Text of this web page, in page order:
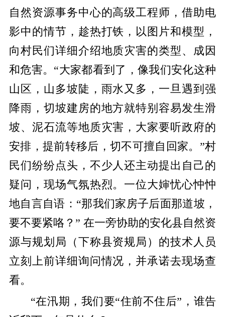
自然资源事务中心的高级工程师，借助电
影中的情节，趁热打铁， 以 图片和模型，
向村民们详细介绍地质灾害的类型、成因
和危害。 “大家都看到了，像我们安化这种
山区，山多坡陡，雨水又多，一旦遇到强
降雨，切坡建房的地方就特别容易发生滑
坡、泥石流等地质灾害 ，大家要听政府的
安排，提前转移后，切不可擅自回家。 ”村
民们纷纷点头，不少人还主动提出自己的
疑问，现场气氛热烈。一位大婶忧心忡忡
地自言自语 ： “那我们家房子后面那道坡，
要不要紧咯？” 在一旁协助的安化县自然资
源与规划局（下称县资规局）的技术人员
立刻
上前详细询问情况，并承诺去现场查
看。
“在汛期，我们要“住前不住后” ，谁告